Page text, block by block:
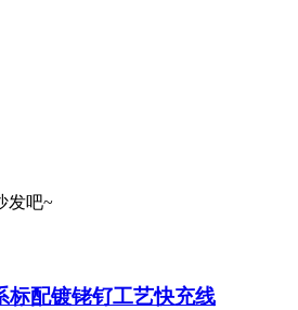
发吧~
标配镀铑钌工艺快充线